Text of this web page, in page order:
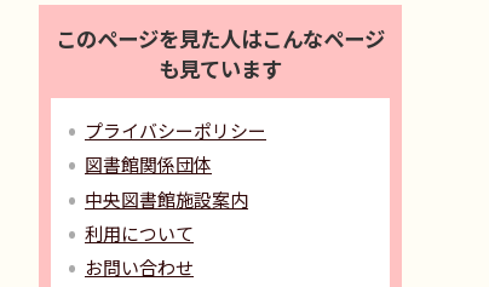
このページを見た人はこんなページ
も見ています
プライバシーポリシー
図書館関係団体
中央図書館施設案内
利用について
お問い合わせ